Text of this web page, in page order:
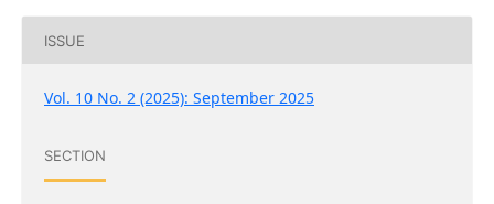
ISSUE
Vol. 10 No. 2 (2025): September 2025
SECTION